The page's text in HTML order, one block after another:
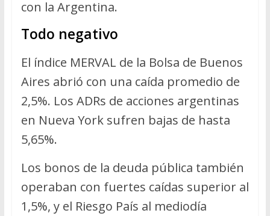
con la Argentina.
Todo negativo
El índice MERVAL de la Bolsa de Buenos
Aires abrió con una caída promedio de
2,5%. Los ADRs de acciones argentinas
en Nueva York sufren bajas de hasta
5,65%.
Los bonos de la deuda pública también
operaban con fuertes caídas superior al
1,5%, y el Riesgo País al mediodía